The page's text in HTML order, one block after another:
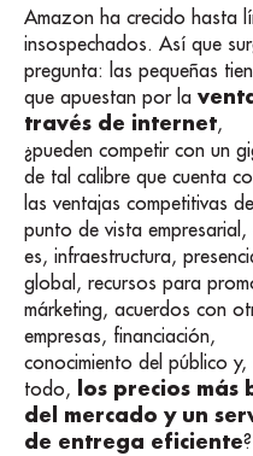
Amazon ha crecido hasta
insospechados. Así que
pregunta: las pequeñas
que apuestan por la
través de internet,
¿pueden competir con un
de tal calibre que cuenta
las ventajas competitivas
punto de vista empresarial,
es, infraestructura,
global, recursos para
márketing, acuerdos con
empresas, financiación,
conocimiento del público
todo, los precios más
del mercado y un
de entrega eficiente?